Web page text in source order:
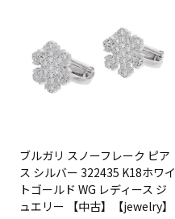
ブルガリ スノーフレーク ピア
ス シルバー 322435 K18ホワイ
トゴールド WG レディース ジ
ュエリー 【中古】【jewelry】